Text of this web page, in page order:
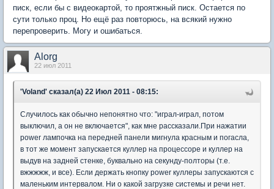
писк, если бы с видеокартой, то проятжный писк. Остается по
сути только проц. Но ещё раз повторюсь, на всякий нужно
перепроверить. Могу и ошибаться.
Alorg
22 июл 2011
'Voland' сказал(а) 22 Июл 2011 - 08:15:
Случилось как обычно непонятно что: "играл-играл, потом
выключил, а он не включается", как мне рассказали.При нажатии
power лампочка на передней панели мигнула красным и погасла,
в тот же момент запускается куллер на процессоре и куллер на
выдув на задней стенке, буквально на секунду-полторы (т.е.
вжжжжж, и все). Если держать кнопку power куллеры запускаются с
маленьким интервалом. Ни о какой загрузке системы и речи нет.